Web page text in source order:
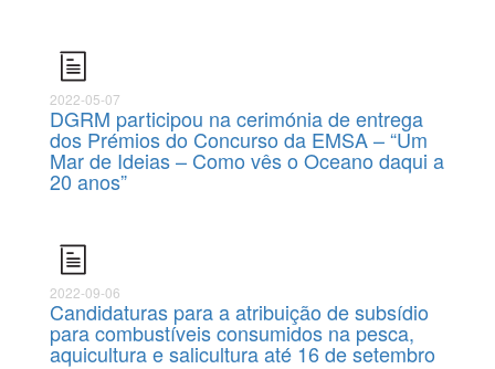
2022-05-07
DGRM participou na cerimónia de entrega
dos Prémios do Concurso da EMSA – “Um
Mar de Ideias – Como vês o Oceano daqui a
20 anos”
2022-09-06
Candidaturas para a atribuição de subsídio
para combustíveis consumidos na pesca,
aquicultura e salicultura até 16 de setembro